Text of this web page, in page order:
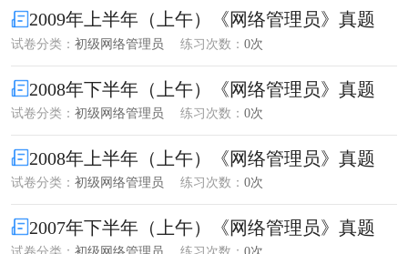
2009年上半年（上午）《网络管理员》真题
试卷分类： 初级网络管理员 练习次数： 0次
2008年下半年（上午）《网络管理员》真题
试卷分类： 初级网络管理员 练习次数： 0次
2008年上半年（上午）《网络管理员》真题
试卷分类： 初级网络管理员 练习次数： 0次
2007年下半年（上午）《网络管理员》真题